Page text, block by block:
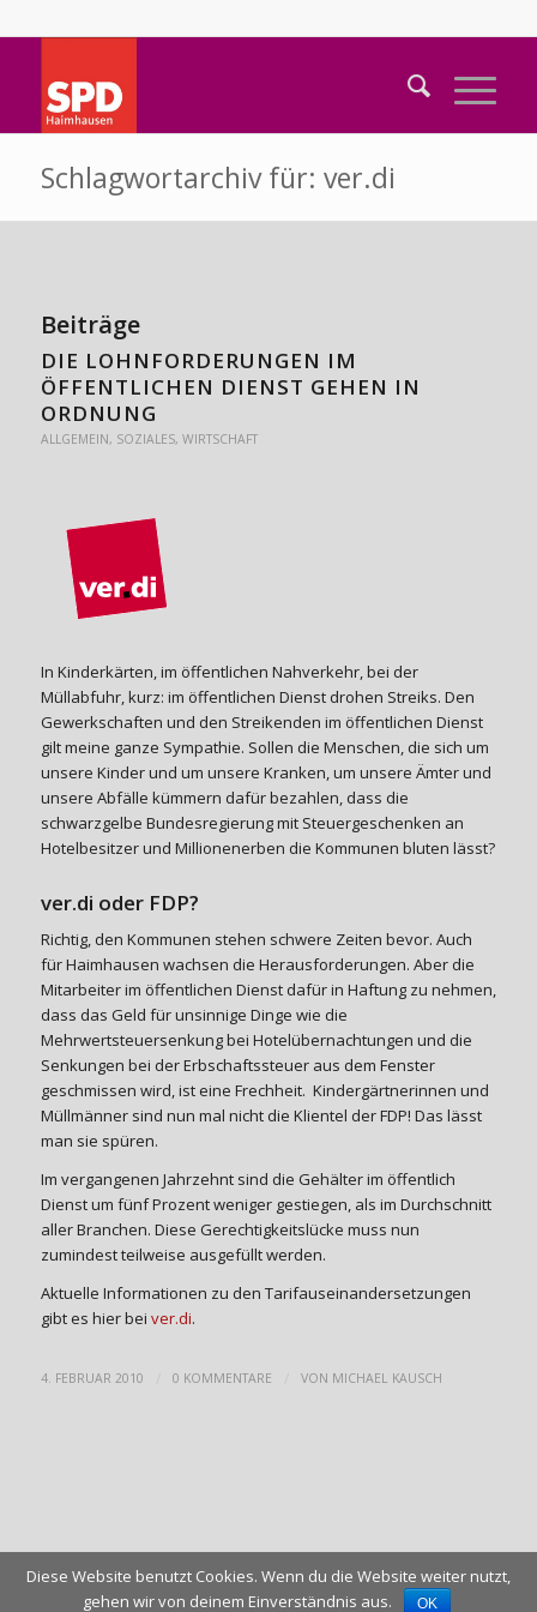
Schlagwortarchiv für: ver.di
Beiträge
DIE LOHNFORDERUNGEN IM
ÖFFENTLICHEN DIENST GEHEN IN
ORDNUNG
ALLGEMEIN, SOZIALES, WIRTSCHAFT
In Kinderkärten, im öffentlichen Nahverkehr, bei der
Müllabfuhr, kurz: im öffentlichen Dienst drohen Streiks. Den
Gewerkschaften und den Streikenden im öffentlichen Dienst
gilt meine ganze Sympathie. Sollen die Menschen, die sich um
unsere Kinder und um unsere Kranken, um unsere Ämter und
unsere Abfälle kümmern dafür bezahlen, dass die
schwarzgelbe Bundesregierung mit Steuergeschenken an
Hotelbesitzer und Millionenerben die Kommunen bluten lässt?
ver.di oder FDP?
Richtig, den Kommunen stehen schwere Zeiten bevor. Auch
für Haimhausen wachsen die Herausforderungen. Aber die
Mitarbeiter im öffentlichen Dienst dafür in Haftung zu nehmen,
dass das Geld für unsinnige Dinge wie die
Mehrwertsteuersenkung bei Hotelübernachtungen und die
Senkungen bei der Erbschaftssteuer aus dem Fenster
geschmissen wird, ist eine Frechheit. Kindergärtnerinnen und
Müllmänner sind nun mal nicht die Klientel der FDP! Das lässt
man sie spüren.
Im vergangenen Jahrzehnt sind die Gehälter im öffentlich
Dienst um fünf Prozent weniger gestiegen, als im Durchschnitt
aller Branchen. Diese Gerechtigkeitslücke muss nun
zumindest teilweise ausgefüllt werden.
Aktuelle Informationen zu den Tarifauseinandersetzungen
gibt es hier bei ver.di.
4. FEBRUAR 2010 0 KOMMENTARE VON MICHAEL KAUSCH
© Copyright - SPD Haimhausen 2009-2025
Diese Website benutzt Cookies. Wenn du die Website weiter nutzt,
gehen wir von deinem Einverständnis aus.
OK